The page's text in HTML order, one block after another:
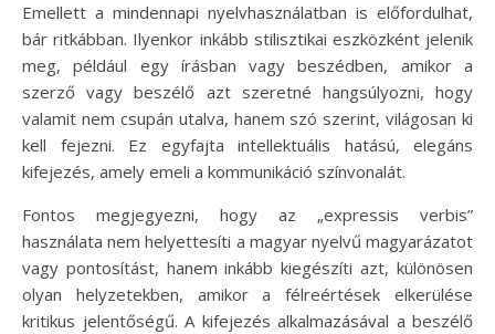
Emellett a mindennapi nyelvhasználatban is előfordulhat,
bár ritkábban. Ilyenkor inkább stilisztikai eszközként jelenik
meg, például egy írásban vagy beszédben, amikor a
szerző vagy beszélő azt szeretné hangsúlyozni, hogy
valamit nem csupán utalva, hanem szó szerint, világosan ki
kell fejezni. Ez egyfajta intellektuális hatású, elegáns
kifejezés, amely emeli a kommunikáció színvonalát.
Fontos megjegyezni, hogy az „expressis verbis”
használata nem helyettesíti a magyar nyelvű magyarázatot
vagy pontosítást, hanem inkább kiegészíti azt, különösen
olyan helyzetekben, amikor a félreértések elkerülése
kritikus jelentőségű. A kifejezés alkalmazásával a beszélő